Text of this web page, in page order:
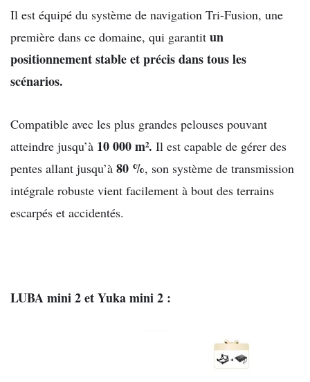
Il est équipé du système de navigation Tri-Fusion, une
première dans ce domaine, qui garantit un
positionnement stable et précis dans tous les
scénarios.
Compatible avec les plus grandes pelouses pouvant
atteindre jusqu’à 10 000 m². Il est capable de gérer des
pentes allant jusqu’à 80 %, son système de transmission
intégrale robuste vient facilement à bout des terrains
escarpés et accidentés.
LUBA mini 2 et Yuka mini 2 :